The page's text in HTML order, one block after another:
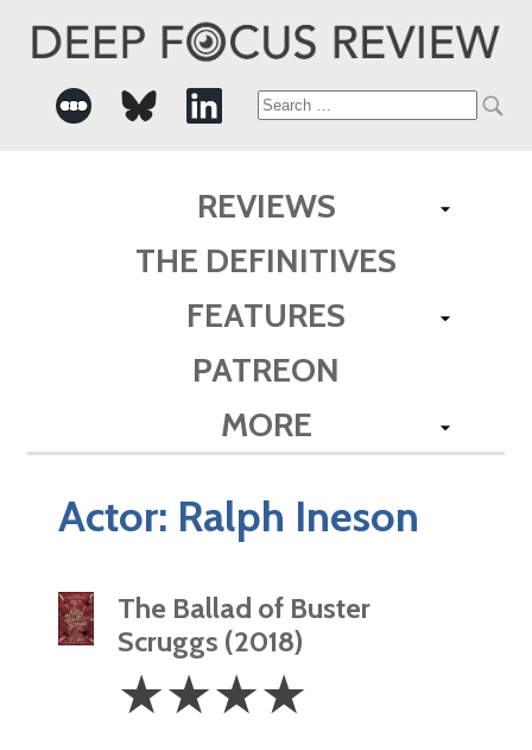
Search
REVIEWS
THE DEFINITIVES
FEATURES
PATREON
MORE
Actor: Ralph Ineson
The Ballad of Buster
Scruggs (2018)
Stars
☆☆☆☆